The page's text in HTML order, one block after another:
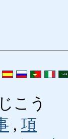
こう
, 項